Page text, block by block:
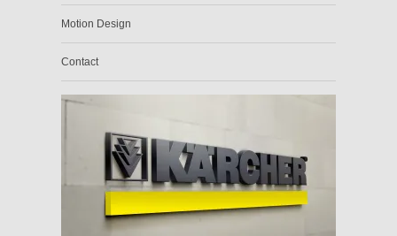
Motion Design
Contact